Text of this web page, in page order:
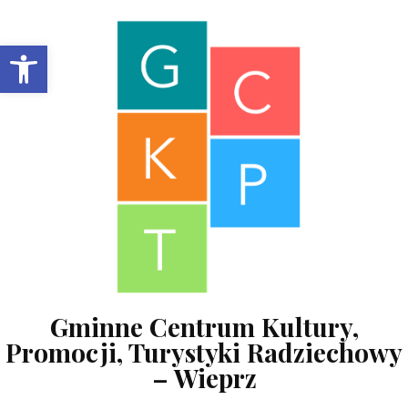
Open toolbar
Gminne Centrum Kultury,
Promocji, Turystyki Radziechowy
– Wieprz